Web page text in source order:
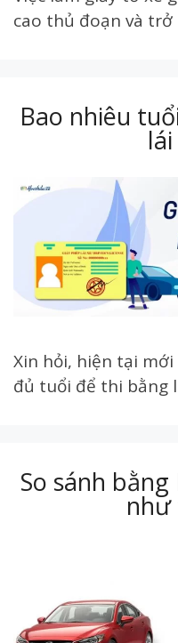
cao thủ đoạn và
Bao nhiêu
Xin hỏi, hiện tại
đủ tuổi để thi bằng
So sánh bằng
như